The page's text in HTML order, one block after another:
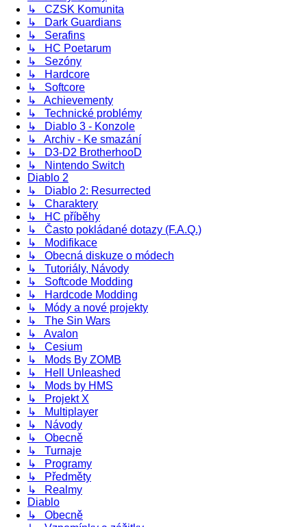
↳ CZSK Komunita
↳ Dark Guardians
↳ Serafins
↳ HC Poetarum
↳ Sezóny
↳ Hardcore
↳ Softcore
↳ Achievementy
↳ Technické problémy
↳ Diablo 3 - Konzole
↳ Archiv - Ke smazání
↳ D3-D2 BrotherhooD
↳ Nintendo Switch
Diablo 2
↳ Diablo 2: Resurrected
↳ Charaktery
↳ HC příběhy
↳ Často pokládané dotazy (F.A.Q.)
↳ Modifikace
↳ Obecná diskuze o módech
↳ Tutoriály, Návody
↳ Softcode Modding
↳ Hardcode Modding
↳ Módy a nové projekty
↳ The Sin Wars
↳ Avalon
↳ Cesium
↳ Mods By ZOMB
↳ Hell Unleashed
↳ Mods by HMS
↳ Projekt X
↳ Multiplayer
↳ Návody
↳ Obecně
↳ Turnaje
↳ Programy
↳ Předměty
↳ Realmy
Diablo
↳ Obecně